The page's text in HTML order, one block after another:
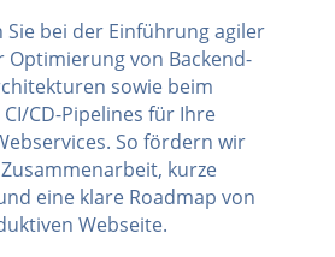
bei der Einführung agiler
Optimierung von Backend-
sowie beim
CD-Pipelines für Ihre
So fördern wir
kurze
eine klare Roadmap von
Webseite.